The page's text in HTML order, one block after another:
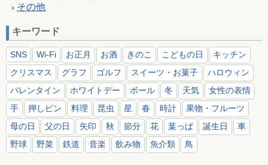
その他
キーワード
SNS Wi-Fi お正月 お酒 きのこ こどもの日
キッチン
クリスマス
グラフ ゴルフ スイーツ・お菓子
ハロウィン
バレンタイン
ホワイトデー ボール 冬 天気
女性の表情
手
押しピン 料理 昆虫 星 春 時計
果物・フルーツ
母の日
父の日 矢印 秋 節分 花 葉っぱ 誕生日
車
野球
野菜 鉄道 音楽 飲み物 魚介類 鳥